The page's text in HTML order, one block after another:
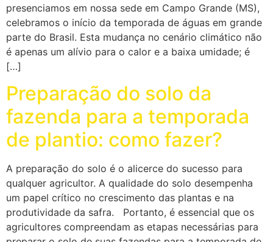
presenciamos em nossa sede em Campo Grande (MS),
celebramos o início da temporada de águas em grande
parte do Brasil. Esta mudança no cenário climático não
é apenas um alívio para o calor e a baixa umidade; é
[…]
Preparação do solo da
fazenda para a temporada
de plantio: como fazer?
A preparação do solo é o alicerce do sucesso para
qualquer agricultor. A qualidade do solo desempenha
um papel crítico no crescimento das plantas e na
produtividade da safra. Portanto, é essencial que os
agricultores compreendam as etapas necessárias para